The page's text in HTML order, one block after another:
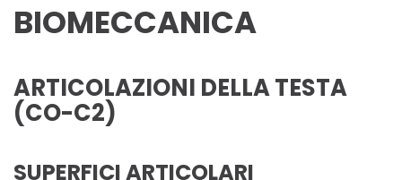
BIOMECCANICA
ARTICOLAZIONI DELLA TESTA
(CO-C2)
SUPERFICI ARTICOLARI